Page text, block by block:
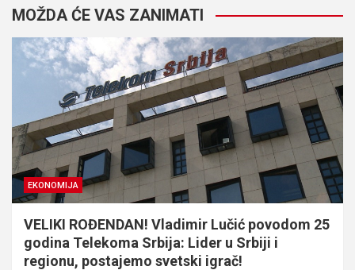
MOŽDA ĆE VAS ZANIMATI
EKONOMIJA
VELIKI ROĐENDAN! Vladimir Lučić povodom 25
godina Telekoma Srbija: Lider u Srbiji i
regionu, postajemo svetski igrač!